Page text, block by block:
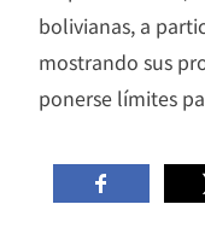
bolivianas, a
mostrando sus
ponerse límites